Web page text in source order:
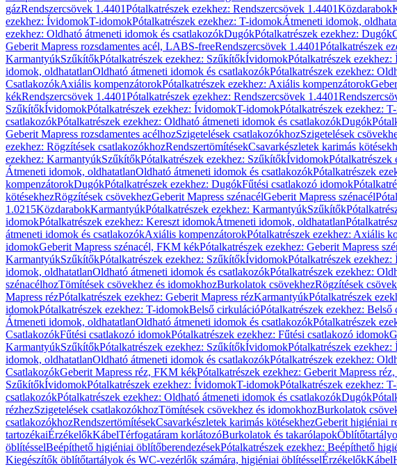
gázRendszercsövek 1.4401Pótalkatrészek ezekhez: Rendszercsövek 1.4401Közdarabok
ezekhez: ÍvidomokT-idomokPótalkatrészek ezekhez: T-idomokÁtmeneti idomok,
ezekhez: Oldható átmeneti idomok és csatlakozókDugókPótalkatrészek ezekhez: Dugók
Geberit Mapress rozsdamentes acél, LABS-freeRendszercsövek 1.4401Pótalkatrészek
KarmantyúkSzűkítőkPótalkatrészek ezekhez: SzűkítőkÍvidomokPótalkatrészek
idomok, oldhatatlanOldható átmeneti idomok és csatlakozókPótalkatrészek ezekhez:
CsatlakozókAxiális kompenzátorokPótalkatrészek ezekhez: Axiális kompenzátorok
kékRendszercsövek 1.4401Pótalkatrészek ezekhez: Rendszercsövek 1.4401
SzűkítőkÍvidomokPótalkatrészek ezekhez: ÍvidomokT-idomokPótalkatrészek ezekhez:
csatlakozókPótalkatrészek ezekhez: Oldható átmeneti idomok és csatlakozókDugók
Geberit Mapress rozsdamentes acélhozSzigetelések csatlakozókhozSzigetelések
ezekhez: Rögzítések csatlakozókhozRendszertömítésekCsavarkészletek karimás
ezekhez: KarmantyúkSzűkítőkPótalkatrészek ezekhez: SzűkítőkÍvidomok
Átmeneti idomok, oldhatatlanOldható átmeneti idomok és csatlakozókPótalkatrészek
kompenzátorokDugókPótalkatrészek ezekhez: DugókFűtési csatlakozó idomok
kötésekhezRögzítések csövekhezGeberit Mapress szénacélGeberit Mapress szénacél
1.0215KözdarabokKarmantyúkPótalkatrészek ezekhez: KarmantyúkSzűkítők
idomokPótalkatrészek ezekhez: Kereszt idomokÁtmeneti idomok, oldhatatlan
átmeneti idomok és csatlakozókAxiális kompenzátorokPótalkatrészek ezekhez: Axiális
idomokGeberit Mapress szénacél, FKM kékPótalkatrészek ezekhez: Geberit Mapress
KarmantyúkSzűkítőkPótalkatrészek ezekhez: SzűkítőkÍvidomokPótalkatrészek
idomok, oldhatatlanOldható átmeneti idomok és csatlakozókPótalkatrészek ezekhez:
szénacélhozTömítések csövekhez és idomokhozBurkolatok csövekhezRögzítések
Mapress rézPótalkatrészek ezekhez: Geberit Mapress rézKarmantyúkPótalkatrészek
idomokPótalkatrészek ezekhez: T-idomokBelső cirkulációPótalkatrészek ezekhez: Belső
Átmeneti idomok, oldhatatlanOldható átmeneti idomok és csatlakozókPótalkatrészek
CsatlakozókFűtési csatlakozó idomokPótalkatrészek ezekhez: Fűtési csatlakozó idomok
KarmantyúkSzűkítőkPótalkatrészek ezekhez: SzűkítőkÍvidomokPótalkatrészek
idomok, oldhatatlanOldható átmeneti idomok és csatlakozókPótalkatrészek ezekhez:
CsatlakozókGeberit Mapress réz, FKM kékPótalkatrészek ezekhez: Geberit Mapress
SzűkítőkÍvidomokPótalkatrészek ezekhez: ÍvidomokT-idomokPótalkatrészek ezekhez:
csatlakozókPótalkatrészek ezekhez: Oldható átmeneti idomok és csatlakozókDugók
rézhezSzigetelések csatlakozókhozTömítések csövekhez és idomokhozBurkolatok
csatlakozókhozRendszertömítésekCsavarkészletek karimás kötésekhezGeberit higiéniai
tartozékaiÉrzékelőkKábelTérfogatáram korlátozóBurkolatok és takarólapok
öblítésselBeépíthető higiéniai öblítőberendezésekPótalkatrészek ezekhez: Beépíthető
Kiegészítők öblítőtartályok és WC-vezérlők számára, higiéniai öblítésselÉrzékelőkKábel